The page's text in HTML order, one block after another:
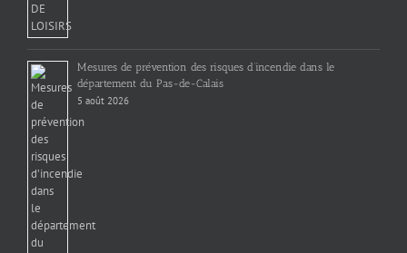
Mesures de prévention des risques d’incendie dans le
département du Pas-de-Calais
5 août 2026